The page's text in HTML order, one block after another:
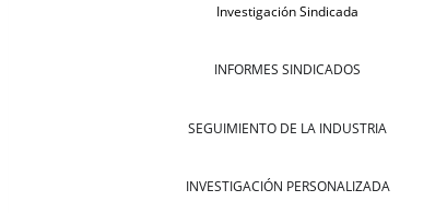
Investigación Sindicada
INFORMES SINDICADOS
SEGUIMIENTO DE LA INDUSTRIA
INVESTIGACIÓN PERSONALIZADA